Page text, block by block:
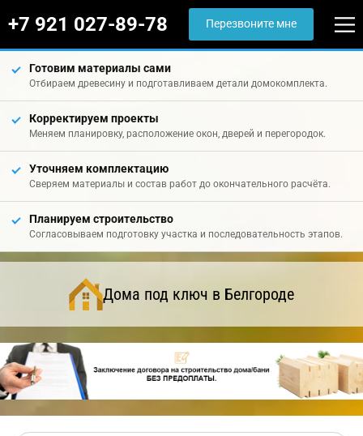
+7 921 027-89-78 Перезвоните мне
Готовим материалы сами
Отбираем древесину и подготавливаем детали домокомплекта.
Корректируем проекты
Меняем планировку, расположение окон, дверей и перегородок.
Уточняем комплектацию
Сверяем материалы и состав работ до окончательного расчёта.
Планируем строительство
Согласовываем подготовку участка и последовательность этапов.
Дома под ключ в Белгороде